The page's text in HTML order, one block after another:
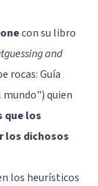
con su libro
and
rocas: Guía
mundo") quien
que los
los dichosos
los heurísticos